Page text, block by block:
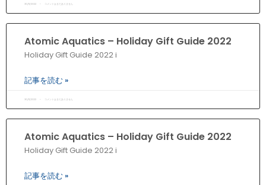
30/11/2022 コメントはまだありません
Atomic Aquatics – Holiday Gift Guide 2022
Holiday Gift Guide 2022 i
記事を読む »
30/11/2022 コメントはまだありません
Atomic Aquatics – Holiday Gift Guide 2022
Holiday Gift Guide 2022 i
記事を読む »